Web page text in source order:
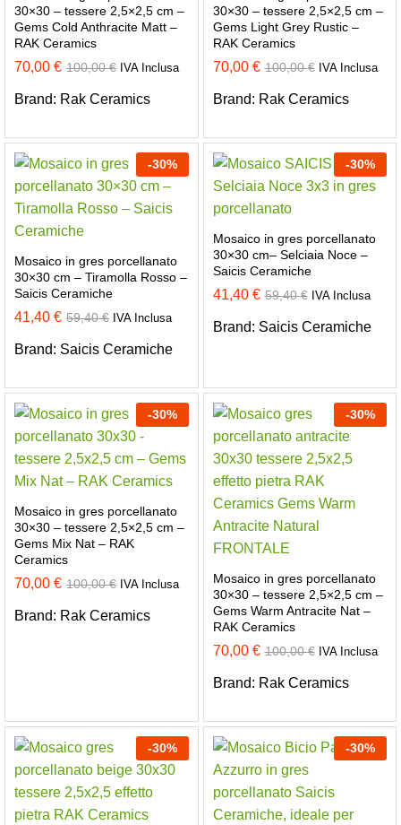
30×30 – tessere 2,5×2,5 cm –
Gems Cold Anthracite Matt –
RAK Ceramics
70,00 € 100,00€ IVA Inclusa
Brand: Rak Ceramics
30×30 – tessere 2,5×2,5 cm –
Gems Light Grey Rustic –
RAK Ceramics
70,00 € 100,00€ IVA Inclusa
Brand: Rak Ceramics
-30%
Mosaico in gres porcellanato
30×30 cm – Tiramolla Rosso –
Saicis Ceramiche
41,40 € 59,40€ IVA Inclusa
Brand: Saicis Ceramiche
-30%
Mosaico in gres porcellanato
30×30 cm– Selciaia Noce –
Saicis Ceramiche
41,40 € 59,40€ IVA Inclusa
Brand: Saicis Ceramiche
-30%
Mosaico in gres porcellanato
30×30 – tessere 2,5×2,5 cm –
Gems Mix Nat – RAK
Ceramics
70,00 € 100,00€ IVA Inclusa
Brand: Rak Ceramics
-30%
Mosaico in gres porcellanato
30×30 – tessere 2,5×2,5 cm –
Gems Warm Antracite Nat –
RAK Ceramics
70,00 € 100,00€ IVA Inclusa
Brand: Rak Ceramics
-30% -30%